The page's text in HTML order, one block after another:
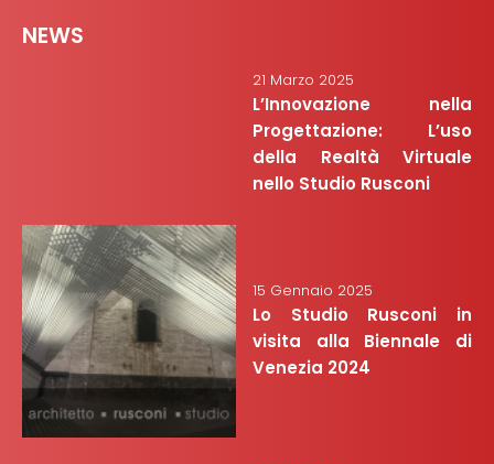
NEWS
21 Marzo 2025
L’Innovazione nella
Progettazione: L’uso
della Realtà Virtuale
nello Studio Rusconi
15 Gennaio 2025
Lo Studio Rusconi in
visita alla Biennale di
Venezia 2024